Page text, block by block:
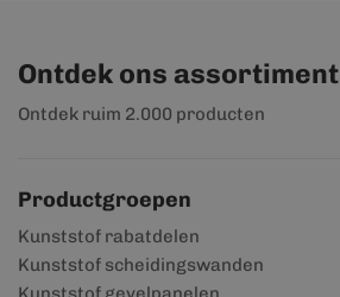
Ontdek ons assortiment
Ontdek ruim 2.000 producten
Productgroepen
Kunststof rabatdelen
Kunststof scheidingswanden